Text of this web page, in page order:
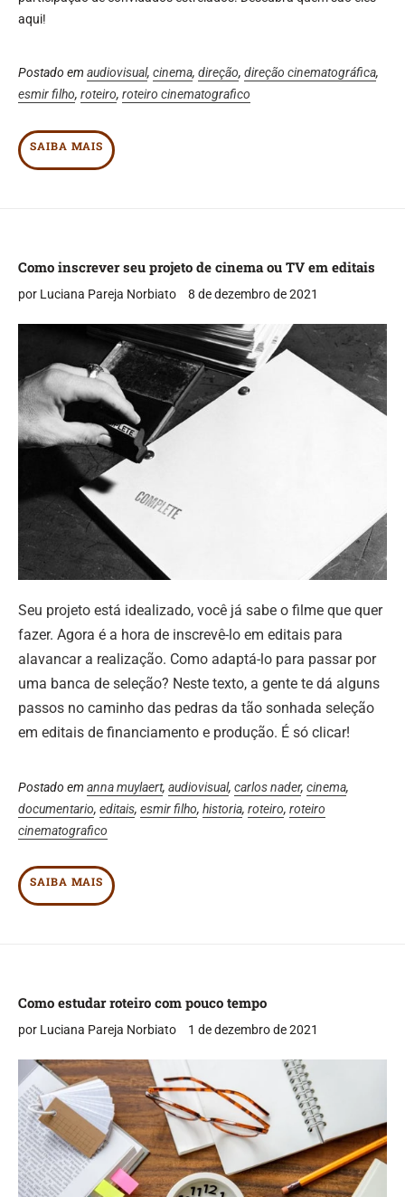
aqui!
Postado em audiovisual, cinema, direção, direção cinematográfica,
esmir filho, roteiro, roteiro cinematografico
SAIBA MAIS
Como inscrever seu projeto de cinema ou TV em editais
por Luciana Pareja Norbiato 8 de dezembro de 2021
Seu projeto está idealizado, você já sabe o filme que quer
fazer. Agora é a hora de inscrevê-lo em editais para
alavancar a realização. Como adaptá-lo para passar por
uma banca de seleção? Neste texto, a gente te dá alguns
passos no caminho das pedras da tão sonhada seleção
em editais de financiamento e produção. É só clicar!
Postado em anna muylaert, audiovisual, carlos nader, cinema,
documentario, editais, esmir filho, historia, roteiro, roteiro
cinematografico
SAIBA MAIS
Como estudar roteiro com pouco tempo
por Luciana Pareja Norbiato 1 de dezembro de 2021